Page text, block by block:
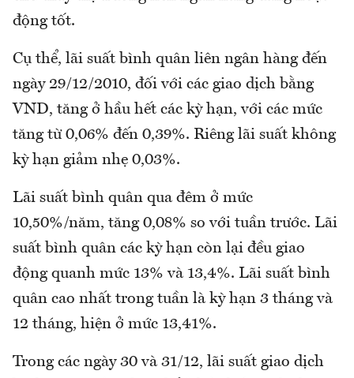
động tốt.
Cụ thể, lãi suất bình quân liên ngân hàng đến
ngày 29/12/2010, đối với các giao dịch bằng
VND, tăng ở hầu hết các kỳ hạn, với các mức
tăng từ 0,06% đến 0,39%. Riêng lãi suất không
kỳ hạn giảm nhẹ 0,03%.
Lãi suất bình quân qua đêm ở mức
10,50%/năm, tăng 0,08% so với tuần trước. Lãi
suất bình quân các kỳ hạn còn lại đều giao
động quanh mức 13% và 13,4%. Lãi suất bình
quân cao nhất trong tuần là kỳ hạn 3 tháng và
12 tháng, hiện ở mức 13,41%.
Trong các ngày 30 và 31/12, lãi suất giao dịch